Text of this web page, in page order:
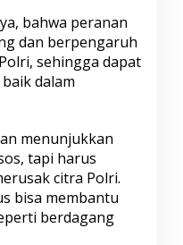
bahwa peranan
dan berpengaruh
sehingga dapat
dalam
menunjukkan
tapi harus
citra Polri.
bisa membantu
berdagang